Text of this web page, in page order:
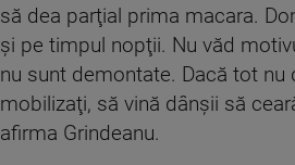
să dea parţial prima macara.
şi pe timpul nopţii. Nu văd
nu sunt demontate. Dacă tot
mobilizaţi, să vină dânşii să
afirma Grindeanu.